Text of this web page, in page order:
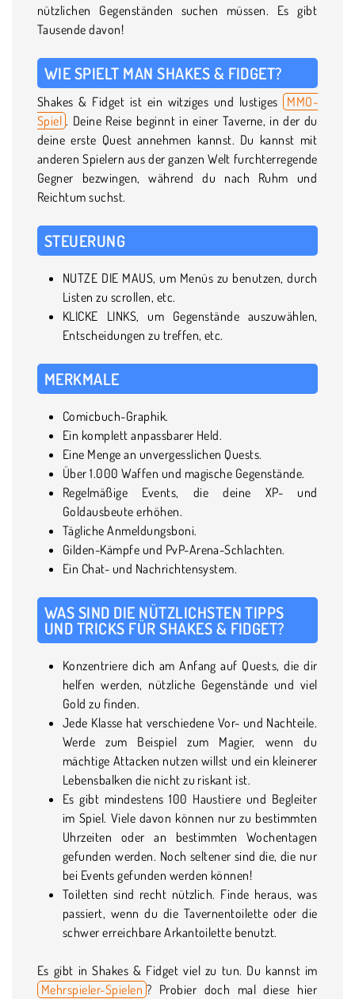
nützlichen Gegenständen suchen müssen. Es gibt
Tausende davon!
WIE SPIELT MAN SHAKES & FIDGET?
Shakes & Fidget ist ein witziges und lustiges MMO-
Spiel . Deine Reise beginnt in einer Taverne, in der du
deine erste Quest annehmen kannst. Du kannst mit
anderen Spielern aus der ganzen Welt furchterregende
Gegner bezwingen, während du nach Ruhm und
Reichtum suchst.
STEUERUNG
NUTZE DIE MAUS, um Menüs zu benutzen, durch
Listen zu scrollen, etc.
KLICKE LINKS, um Gegenstände auszuwählen,
Entscheidungen zu treffen, etc.
MERKMALE
Comicbuch-Graphik.
Ein komplett anpassbarer Held.
Eine Menge an unvergesslichen Quests.
Über 1.000 Waffen und magische Gegenstände.
Regelmäßige Events, die deine XP- und
Goldausbeute erhöhen.
Tägliche Anmeldungsboni.
Gilden-Kämpfe und PvP-Arena-Schlachten.
Ein Chat- und Nachrichtensystem.
WAS SIND DIE NÜTZLICHSTEN TIPPS
UND TRICKS FÜR SHAKES & FIDGET?
Konzentriere dich am Anfang auf Quests, die dir
helfen werden, nützliche Gegenstände und viel
Gold zu finden.
Jede Klasse hat verschiedene Vor- und Nachteile.
Werde zum Beispiel zum Magier, wenn du
mächtige Attacken nutzen willst und ein kleinerer
Lebensbalken die nicht zu riskant ist.
Es gibt mindestens 100 Haustiere und Begleiter
im Spiel. Viele davon können nur zu bestimmten
Uhrzeiten oder an bestimmten Wochentagen
gefunden werden. Noch seltener sind die, die nur
bei Events gefunden werden können!
Toiletten sind recht nützlich. Finde heraus, was
passiert, wenn du die Tavernentoilette oder die
schwer erreichbare Arkantoilette benutzt.
Es gibt in Shakes & Fidget viel zu tun. Du kannst im
Mehrspieler-Spielen ? Probier doch mal diese hier